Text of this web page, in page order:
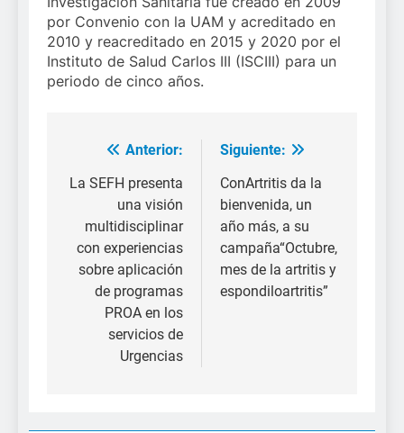
por Convenio con la UAM y acreditado en
2010 y reacreditado en 2015 y 2020 por el
Instituto de Salud Carlos III (ISCIII) para un
periodo de cinco años.
Navegación
de
entradas
Anterior:
La SEFH presenta
una visión
multidisciplinar
con experiencias
sobre aplicación
de programas
PROA en los
servicios de
Urgencias
Siguiente:
ConArtritis da la
bienvenida, un
año más, a su
campaña“Octubre,
mes de la artritis y
espondiloartritis”